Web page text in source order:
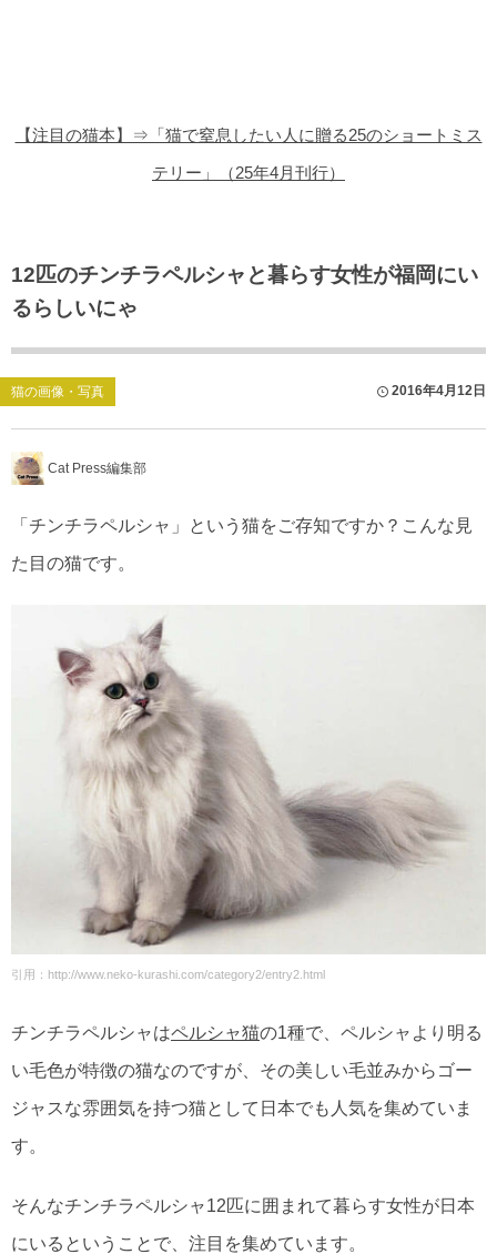
【注目の猫本】⇒「猫で窒息したい人に贈る25のショートミス
テリー」（25年4月刊行）
12匹のチンチラペルシャと暮らす女性が福岡にい
るらしいにゃ
猫の画像・写真 2016年4月12日
Cat Press編集部
「チンチラペルシャ」という猫をご存知ですか？こんな見
た目の猫です。
引用：http://www.neko-kurashi.com/category2/entry2.html
チンチラペルシャはペルシャ猫の1種で、ペルシャより明る
い毛色が特徴の猫なのですが、その美しい毛並みからゴー
ジャスな雰囲気を持つ猫として日本でも人気を集めていま
す。
そんなチンチラペルシャ12匹に囲まれて暮らす女性が日本
にいるということで、注目を集めています。
猫のゲーム・アプリ
猫のフリー写真素材